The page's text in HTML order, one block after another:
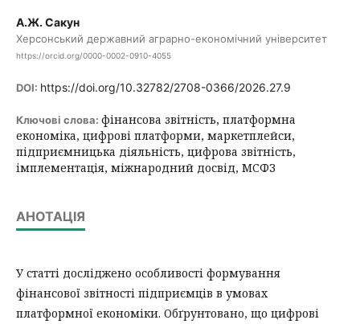
А.Ж. Сакун
Херсонський державний аграрно-економічний університет
https://orcid.org/0000-0002-0910-4055
DOI: https://doi.org/10.32782/2708-0366/2026.27.9
Ключові слова: фінансова звітність, платформна
економіка, цифрові платформи, маркетплейси,
підприємницька діяльність, цифрова звітність,
імплементація, міжнародний досвід, МСФЗ
АНОТАЦІЯ
У статті досліджено особливості формування
фінансової звітності підприємців в умовах
платформної економіки. Обґрунтовано, що цифрові